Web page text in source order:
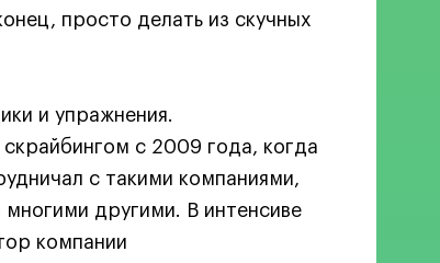
просто делать из скучных
и упражнения.
с 2009 года, когда
с такими компаниями,
другими. В интенсиве
компании